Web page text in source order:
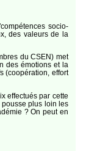
socio-
des valeurs de la
du CSEN) met
des émotions et la
(coopération, effort
effectués par cette
pousse plus loin les
? On peut en